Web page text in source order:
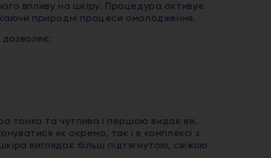
впливу на шкіру. Процедура активує
природні процеси омолодження.
тонка та чутлива і першою видає вік.
як окремо, так і в комплексі з
виглядає більш підтягнутою, свіжою